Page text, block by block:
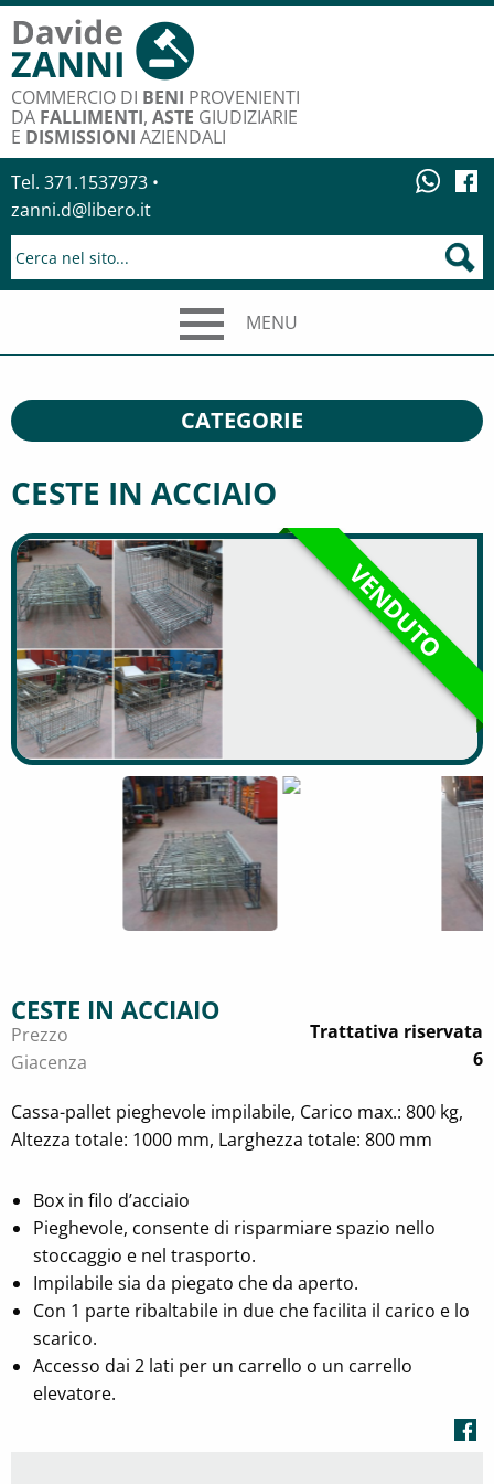
COMMERCIO DI BENI PROVENIENTI
DA FALLIMENTI, ASTE GIUDIZIARIE
E DISMISSIONI AZIENDALI
Tel. 371.1537973 •
zanni.d@libero.it
MENU
CATEGORIE
CESTE IN ACCIAIO
VENDUTO
CESTE IN ACCIAIO
Prezzo
Trattativa riservata
Giacenza
6
Cassa-pallet pieghevole impilabile, Carico max.: 800 kg,
Altezza totale: 1000 mm, Larghezza totale: 800 mm
Box in filo d’acciaio
Pieghevole, consente di risparmiare spazio nello
stoccaggio e nel trasporto.
Impilabile sia da piegato che da aperto.
Con 1 parte ribaltabile in due che facilita il carico e lo
scarico.
Accesso dai 2 lati per un carrello o un carrello
elevatore.